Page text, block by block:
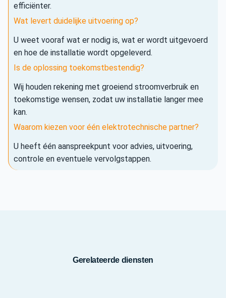
efficiënter.
Wat levert duidelijke uitvoering op?
U weet vooraf wat er nodig is, wat er wordt uitgevoerd
en hoe de installatie wordt opgeleverd.
Is de oplossing toekomstbestendig?
Wij houden rekening met groeiend stroomverbruik en
toekomstige wensen, zodat uw installatie langer mee
kan.
Waarom kiezen voor één elektrotechnische partner?
U heeft één aanspreekpunt voor advies, uitvoering,
controle en eventuele vervolgstappen.
Gerelateerde diensten